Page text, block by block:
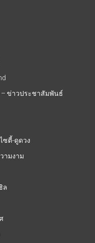
– ข่าวประชาสัมพันธ์
ซตี้-ดูดวง
ามงาม
ล